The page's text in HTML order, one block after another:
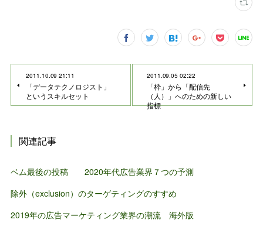
2011.10.09 21:11
「データテクノロジスト」
というスキルセット
2011.09.05 02:22
「枠」から「配信先
（人）」へのための新しい
指標
関連記事
ベム最後の投稿 2020年代広告業界７つの予測
除外（exclusion）のターゲティングのすすめ
2019年の広告マーケティング業界の潮流 海外版